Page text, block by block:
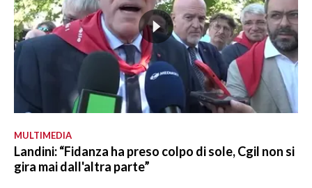
MULTIMEDIA
Landini: “Fidanza ha preso colpo di sole, Cgil non si
gira mai dall'altra parte”